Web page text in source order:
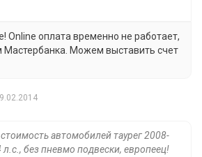
Online оплата временно не работает,
Мастербанка. Можем выставить счет
автомобилей таурег 2008-
без пневмо подвески, европеец!